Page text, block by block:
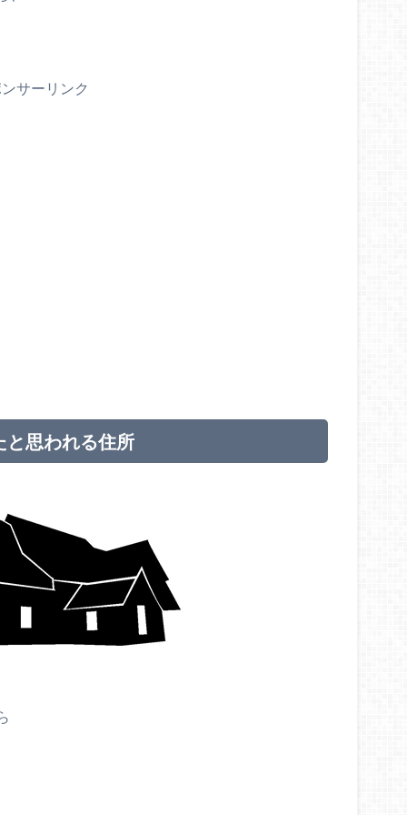
サーリンク
と思われる住所